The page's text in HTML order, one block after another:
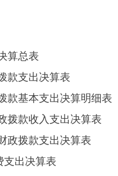
算总表
款支出决算表
款基本支出决算明细表
拨款收入支出决算表
政拨款支出决算表
支出决算表